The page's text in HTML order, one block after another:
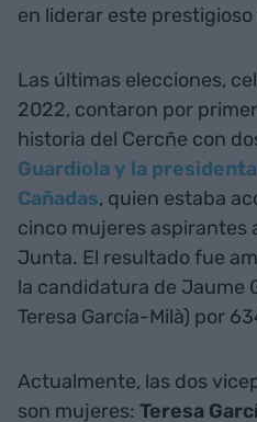
en liderar este
Las últimas elecciones,
2022, contaron por
historia del Cercñe con
Guardiola y la
Cañadas, quien estaba
cinco mujeres aspirantes
Junta. El resultado fue
la candidatura de Jaume
Teresa García-Milà) por
Actualmente, las dos
son mujeres: Teresa